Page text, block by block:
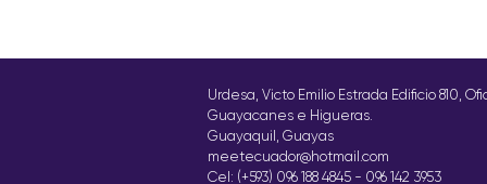
Urdesa, Victo Emilio Estrada Edificio 810,
Guayacanes e Higueras.
Guayaquil, Guayas
meetecuador@hotmail.com
Cel: (+593) 096 188 4845 - 096 142 3953